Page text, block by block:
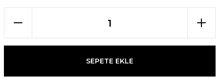
SEPETE EKLE